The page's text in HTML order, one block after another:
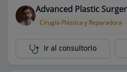
Advanced Plastic
Cirugía Plástica y Reparadora
Centro Médico Teknon
Ir al consultorio